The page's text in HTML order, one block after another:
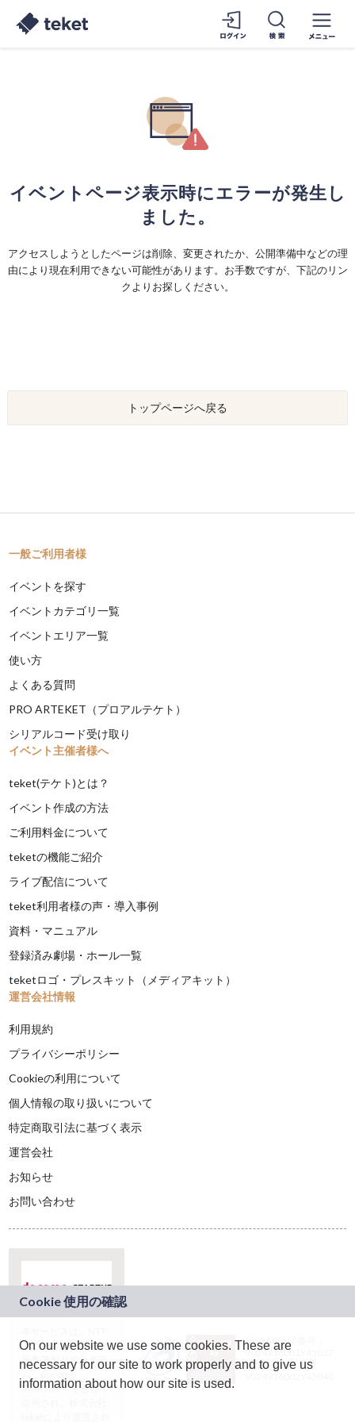
イベントページ表示時にエラーが発生し
ました。
アクセスしようとしたページは削除、変更されたか、公開準備中などの理
由により現在利用できない可能性があります。お手数ですが、下記のリン
クよりお探しください。
トップページへ戻る
一般ご利用者様
イベントを探す
イベントカテゴリ一覧
イベントエリア一覧
使い方
よくある質問
PRO ARTEKET（プロアルテケト）
シリアルコード受け取り
イベント主催者様へ
teket(テケト)とは？
イベント作成の方法
ご利用料金について
teketの機能ご紹介
ライブ配信について
teket利用者様の声・導入事例
資料・マニュアル
登録済み劇場・ホール一覧
teketロゴ・プレスキット（メディアキット）
運営会社情報
利用規約
プライバシーポリシー
Cookieの利用について
個人情報の取り扱いについて
特定商取引法に基づく表示
運営会社
お知らせ
お問い合わせ
ドコモグループの新
規事業創出プログラ
ム「docomo
STARTUP」を通じて
JASRAC許諾番号：
9024936001Y45037
JASRAC許諾番号：
On our website we use some cookies. These are
necessary for our site to work properly and to give us
information about how our site is used.